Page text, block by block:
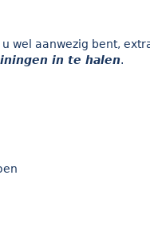
wel aanwezig bent,
in te halen.